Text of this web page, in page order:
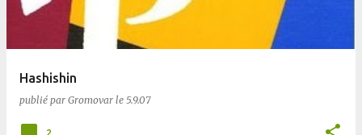
Hashishin
publié par Gromovar le 5.9.07